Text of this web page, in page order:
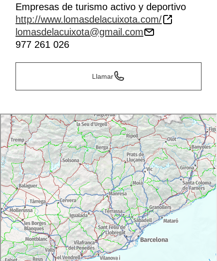
Empresas de turismo activo y deportivo
http://www.lomasdelacuixota.com/
lomasdelacuixota@gmail.com
977 261 026
Llamar